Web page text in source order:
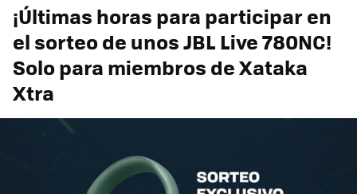
¡Últimas horas para participar en
el sorteo de unos JBL Live 780NC!
Solo para miembros de Xataka
Xtra